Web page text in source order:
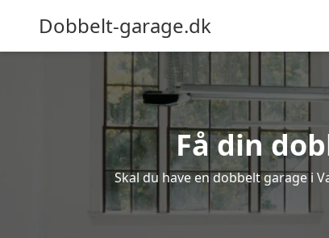
Dobbelt-garage.dk
Få din
Skal du have en dobbelt garage i